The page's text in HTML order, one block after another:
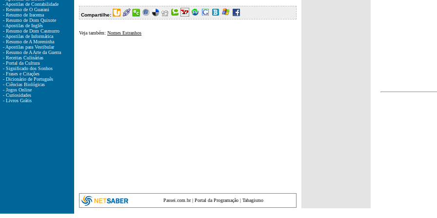
- Apostilas de Contabilidade
- Resumo de O Guarani
- Resumo de Iracema
- Resumo de Dom Quixote
- Apostilas de Inglês
- Resumo de Dom Casmurro
- Apostilas de Informática
- Resumo de A Moreninha
- Apostilas para Vestibular
- Resumo de A Arte da Guerra
- Receitas Culinárias
- Portal da Cultura
- Significado dos Sonhos
- Frases e Citações
- Dicionário de Português
- Ciências Biológicas
- Jogos Online
- Curiosidades
- Livros Grátis
Compartilhe:
Veja também: Nomes Estranhos
Passei.com.br| Portal da Programação| Tabagismo